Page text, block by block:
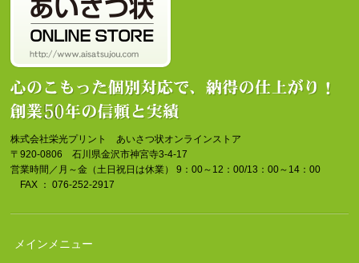
株式会社栄光プリント あいさつ状オンラインストア
〒920-0806 石川県金沢市神宮寺3-4-17
営業時間／月～金（土日祝日は休業） 9：00～12：00/13：00～14：00
FAX ： 076-252-2917
メインメニュー